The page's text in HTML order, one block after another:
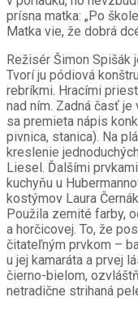
prísna matka: „Po
Matka vie, že dobrá
Režisér Šimon Spišák
Tvorí ju pódiová
rebríkmi. Hracími
nad ním. Zadná časť
sa premieta nápis
pivnica, stanica). Na
kreslenie
Liesel. Ďalšími
kuchyňu u
kostýmov Laura
Použila zemité farby,
a horčicovej. To, že
čitateľným prvkom –
u jej kamaráta a prvej
čierno-bielom,
netradične strihaná